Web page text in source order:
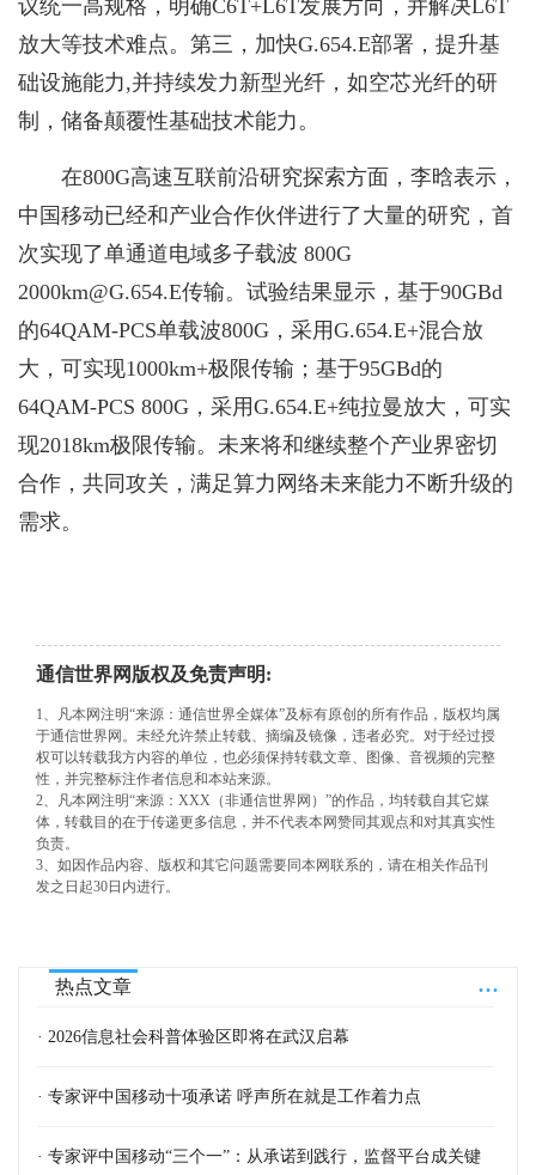
议统一高规格，明确C6T+L6T发展方向，并解决L6T
放大等技术难点。第三，加快G.654.E部署，提升基
础设施能力,并持续发力新型光纤，如空芯光纤的研
制，储备颠覆性基础技术能力。
在800G高速互联前沿研究探索方面，李晗表示，
中国移动已经和产业合作伙伴进行了大量的研究，首
次实现了单通道电域多子载波 800G
2000km@G.654.E传输。试验结果显示，基于90GBd
的64QAM-PCS单载波800G，采用G.654.E+混合放
大，可实现1000km+极限传输；基于95GBd的
64QAM-PCS 800G，采用G.654.E+纯拉曼放大，可实
现2018km极限传输。未来将和继续整个产业界密切
合作，共同攻关，满足算力网络未来能力不断升级的
需求。
通信世界网版权及免责声明:
1、凡本网注明“来源：通信世界全媒体”及标有原创的所有作品，版权均属
于通信世界网。未经允许禁止转载、摘编及镜像，违者必究。对于经过授
权可以转载我方内容的单位，也必须保持转载文章、图像、音视频的完整
性，并完整标注作者信息和本站来源。
2、凡本网注明“来源：XXX（非通信世界网）”的作品，均转载自其它媒
体，转载目的在于传递更多信息，并不代表本网赞同其观点和对其真实性
负责。
3、如因作品内容、版权和其它问题需要同本网联系的，请在相关作品刊
发之日起30日内进行。
...
热点文章
· 2026信息社会科普体验区即将在武汉启幕
· 专家评中国移动十项承诺 呼声所在就是工作着力点
· 专家评中国移动“三个一”：从承诺到践行，监督平台成关键